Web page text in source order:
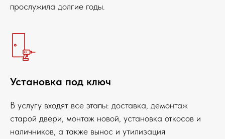
прослужила долгие годы.
Установка под ключ
В услугу входят все этапы: доставка, демонтаж
старой двери, монтаж новой, установка откосов и
наличников, а также вынос и утилизация